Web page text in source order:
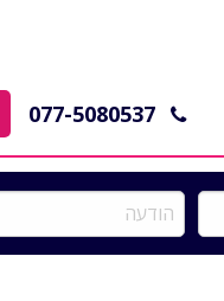
077-5080537
הודעה